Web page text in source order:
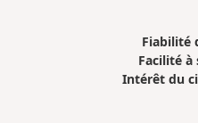
Fiabilité
Facilité
Intérêt du